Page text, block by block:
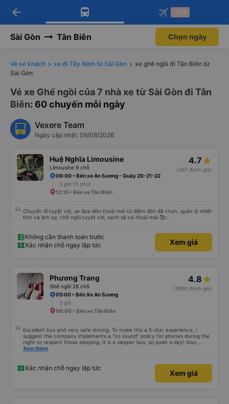
Tải app Vexere ngay!
Nhận ưu đãi thành viên độc
Mở app
Tải app Vexere
-30k/ghế khi đặt vé máy bay qua
Mở app
arrow_back -30k
Sài Gòn Tân Biên Chọn ngày
Vé xe khách xe đi Tây Ninh từ Sài Gòn
xe ghế ngồi đi Tân Biên từ
Sài Gòn
Vé xe Ghế ngồi của 7 nhà xe từ Sài Gòn đi Tân
Biên: 60 chuyến mỗi ngày
Vexere Team
Ngày cập nhật: 09/08/2026
Huệ Nghĩa Limousine
Limousine 9 chỗ
4.7
(347 đánh giá)
09:00 • Bến xe An Sương - Quầy 20-21-22
3 giờ 15 phút
12:15 • Bến xe Tân Biên
Chuyến đi tuyệt vời, xe đưa đón thoải mái từ điểm đón đã chọn, quản lý nhiệt
tình và lịch sự, chỗ ngồi tuyệt vời, sạch sẽ và thoải mái 🥰✨
Không cần thanh toán trước
Xác nhận chỗ ngay lập tức
Xem giá
Phương Trang
Ghế ngồi 28 chỗ
4.8
(3990 đánh giá)
05:00 • Bến Xe An Sương
3 giờ
08:00 • Bến xe Tân Biên
Excellent bus and very safe driving. To make this a 5-star experience, I
suggest the company implements a "no sound" policy for phones during the
night to respect those sleeping. It is a sleeper bus, so quiet is key! Also,
please display the Wi-Fi password clearly inside the cabin for convenience. I
quy định rõ ràng về việc giữ im lặng (tắt âm thanh điện thoại) vào ban đêm
để tránh làm phiền hành khách khác ngủ. Ngoài ra, nhà xe nên dán sẵn mật
khẩu Wi-Fi trong xe để hành khách dễ dàng sử dụng. Tôi vẫn sẽ tiếp tục ủng
Xem thêm
Xác nhận chỗ ngay lập tức
Xem giá